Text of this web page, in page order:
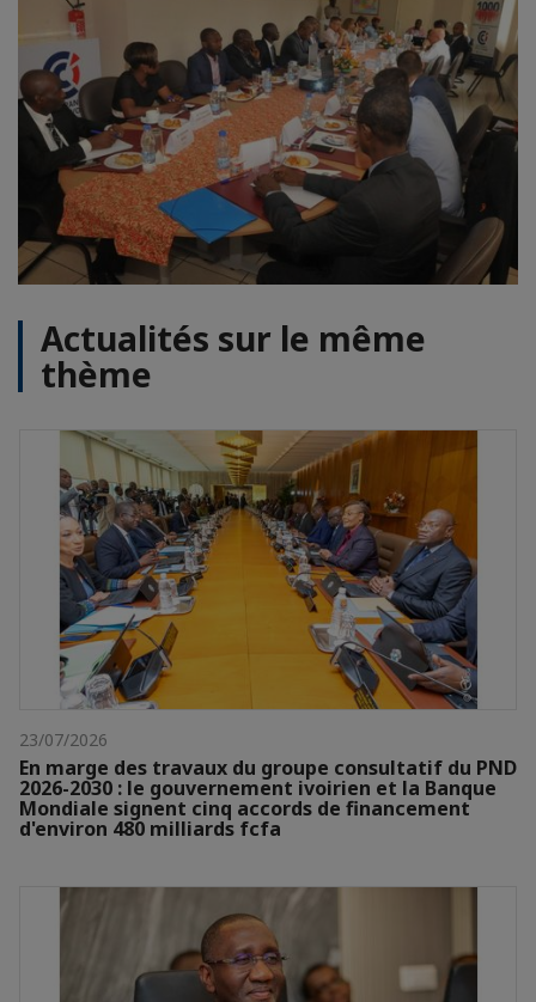
Actualités sur le même
thème
23/07/2026
En marge des travaux du groupe consultatif du PND
2026-2030 : le gouvernement ivoirien et la Banque
Mondiale signent cinq accords de financement
d'environ 480 milliards fcfa